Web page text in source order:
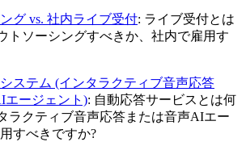
グ vs. 社内ライブ受付: ライブ受付とは
トソーシングすべきか、社内で雇用す
ステム (インタラクティブ音声応答
エージェント): 自動応答サービスとは何
ラクティブ音声応答または音声AIエー
すべきですか?